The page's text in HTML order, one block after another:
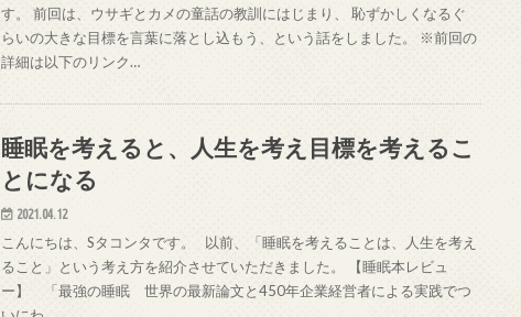
す。 前回は、ウサギとカメの童話の教訓にはじまり、 恥ずかしくなるぐ
らいの大きな目標を言葉に落とし込もう、という話をしました。 ※前回の
詳細は以下のリンク…
睡眠を考えると、人生を考え目標を考えるこ
とになる
2021.04.12
こんにちは、Sタコンタです。 以前、「睡眠を考えることは、人生を考え
ること」という考え方を紹介させていただきました。 【睡眠本レビュ
ー】 「最強の睡眠 世界の最新論文と450年企業経営者による実践でつ